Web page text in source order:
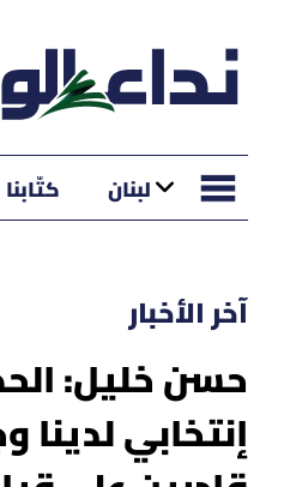
لبنان كتّابنا
آخر الأخبار
حسن خليل:
إنتخابي